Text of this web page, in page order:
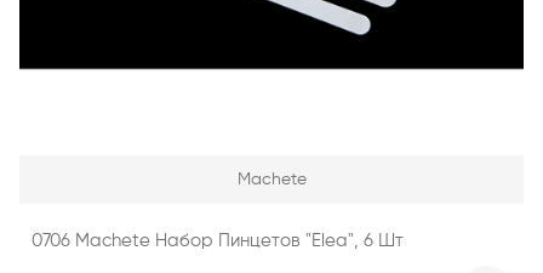
Machete
0706 Machete Набор Пинцетов "Elea", 6 Шт